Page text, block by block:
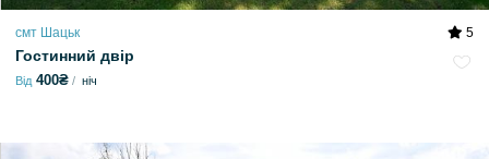
смт Шацьк 5
Гостинний двір
Від 400₴ ніч